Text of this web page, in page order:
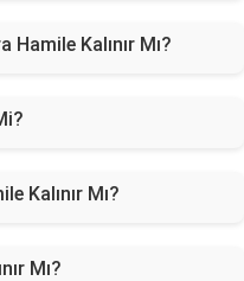
Kalınır Mı?
Kalınır Mı?
Mı?